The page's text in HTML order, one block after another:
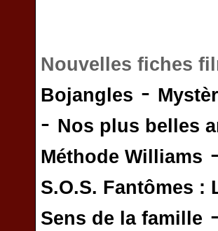
Nouvelles fiches
Bojangles -
- Nos plus belles
Méthode Williams -
S.O.S. Fantômes :
Sens de la famille -